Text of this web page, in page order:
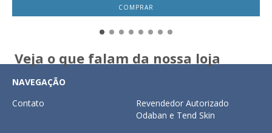
Veja o que falam da nossa loja
NAVEGAÇÃO
Contato
Revendedor Autorizado
Odaban e Tend Skin